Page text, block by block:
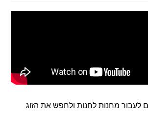
לעבור מחנות לחנות ולחפש את הזוג